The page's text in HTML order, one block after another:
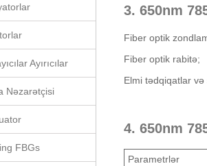
Ayırıcılar
Nəzarətçisi
FBGs
3. 650nm
Fiber optik
Fiber optik rabitə;
Elmi tədqiqatlar və
4. 650nm
Parametrlər